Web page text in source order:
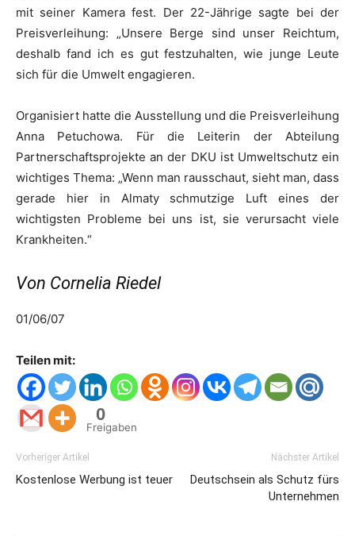
mit seiner Kamera fest. Der 22-Jährige sagte bei der
Preisverleihung: „Unsere Berge sind unser Reichtum,
deshalb fand ich es gut festzuhalten, wie junge Leute
sich für die Umwelt engagieren.
Organisiert hatte die Ausstellung und die Preisverleihung
Anna Petuchowa. Für die Leiterin der Abteilung
Partnerschaftsprojekte an der DKU ist Umweltschutz ein
wichtiges Thema: „Wenn man rausschaut, sieht man, dass
gerade hier in Almaty schmutzige Luft eines der
wichtigsten Probleme bei uns ist, sie verursacht viele
Krankheiten.“
Von Cornelia Riedel
01/06/07
Teilen mit:
0
Freigaben
Vorheriger Artikel
Kostenlose Werbung ist teuer
Nächster Artikel
Deutschsein als Schutz fürs
Unternehmen